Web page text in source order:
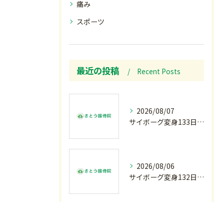
痛み
スポーツ
最近の投稿 Recent Posts
2026/08/07
サイボーグ変身133日目.広島.原爆.81年.インターハイ初日.金曜の朝〜
2026/08/06
サイボーグ変身132日目.お知らせ.和歌山.インターハイ.柔道開幕…木曜の朝〜